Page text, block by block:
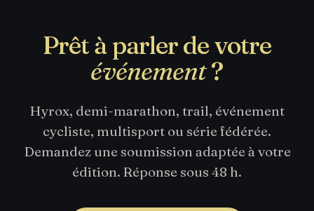
Prêt à parler de votre
événement?
Hyrox, demi-marathon, trail, événement
cycliste, multisport ou série fédérée.
Demandez une soumission adaptée à votre
édition. Réponse sous 48 h.